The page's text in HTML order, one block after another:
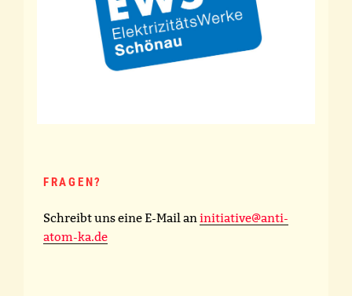
FRAGEN?
Schreibt uns eine E-Mail aninitiative@anti-
atom-ka.de